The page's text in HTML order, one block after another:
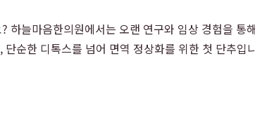
하늘마음한의원에서는 오랜 연구와 임상 경험을
순한 디톡스를 넘어 면역 정상화를 위한 첫 단추입